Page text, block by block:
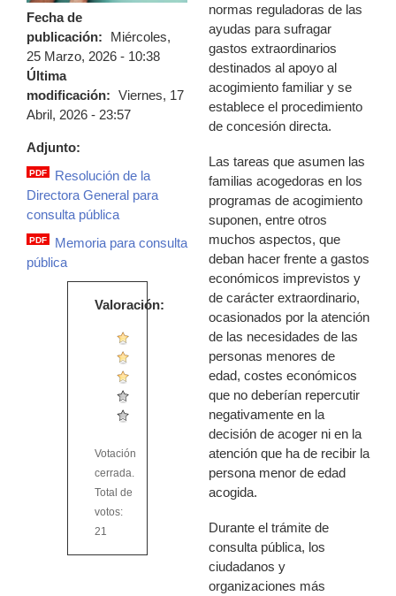
Fecha de
publicación:
Miércoles,
25 Marzo, 2026 - 10:38
Última
modificación: Viernes, 17
Abril, 2026 - 23:57
Adjunto:
resolucion_dg_cp_ggee_sin_firma.pdf
PDF
Resolución de la
Directora General para
consulta pública
PDF
Memoria para consulta
pública
Valoración:
Votación
cerrada.
Total de
votos:
21
normas reguladoras de las
ayudas para sufragar
gastos extraordinarios
destinados al apoyo al
acogimiento familiar y se
establece el procedimiento
de concesión directa.
Las tareas que asumen las
familias acogedoras en los
programas de acogimiento
suponen, entre otros
muchos aspectos, que
deban hacer frente a gastos
económicos imprevistos y
de carácter extraordinario,
ocasionados por la atención
de las necesidades de las
personas menores de
edad, costes económicos
que no deberían repercutir
negativamente en la
decisión de acoger ni en la
atención que ha de recibir la
persona menor de edad
acogida.
Durante el trámite de
consulta pública, los
ciudadanos y
organizaciones más